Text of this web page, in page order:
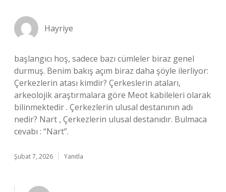
Hayriye
başlangıcı hoş, sadece bazı cümleler biraz genel
durmuş. Benim bakış açım biraz daha şöyle ilerliyor:
Çerkezlerin atası kimdir? Çerkeslerin ataları,
arkeolojik araştırmalara göre Meot kabileleri olarak
bilinmektedir . Çerkezlerin ulusal destanının adı
nedir? Nart , Çerkezlerin ulusal destanıdır. Bulmaca
cevabı : “Nart”.
Şubat 7, 2026 Yanıtla